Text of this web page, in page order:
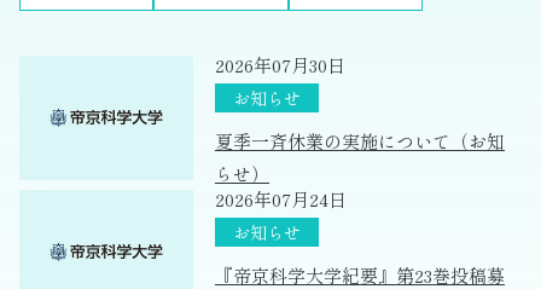
2026年07月30日
夏季一斉休業の実施について（お知
らせ）
2026年07月24日
『帝京科学大学紀要』第23巻投稿募